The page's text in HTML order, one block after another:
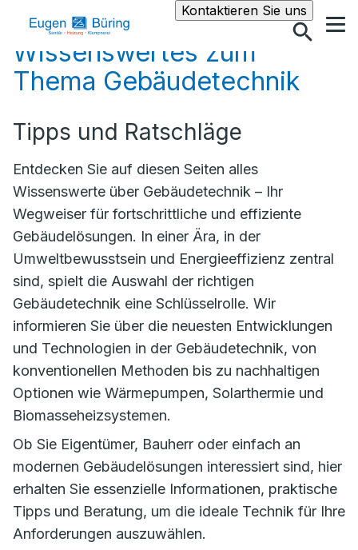
Kontaktieren Sie unsSuche
Wissenswertes zum
Thema Gebäudetechnik
Tipps und Ratschläge
Entdecken Sie auf diesen Seiten alles
Wissenswerte über Gebäudetechnik – Ihr
Wegweiser für fortschrittliche und effiziente
Gebäudelösungen. In einer Ära, in der
Umweltbewusstsein und Energieeffizienz zentral
sind, spielt die Auswahl der richtigen
Gebäudetechnik eine Schlüsselrolle. Wir
informieren Sie über die neuesten Entwicklungen
und Technologien in der Gebäudetechnik, von
konventionellen Methoden bis zu nachhaltigen
Optionen wie Wärmepumpen, Solarthermie und
Biomasseheizsystemen.
Ob Sie Eigentümer, Bauherr oder einfach an
modernen Gebäudelösungen interessiert sind, hier
erhalten Sie essenzielle Informationen, praktische
Tipps und Beratung, um die ideale Technik für Ihre
Anforderungen auszuwählen.